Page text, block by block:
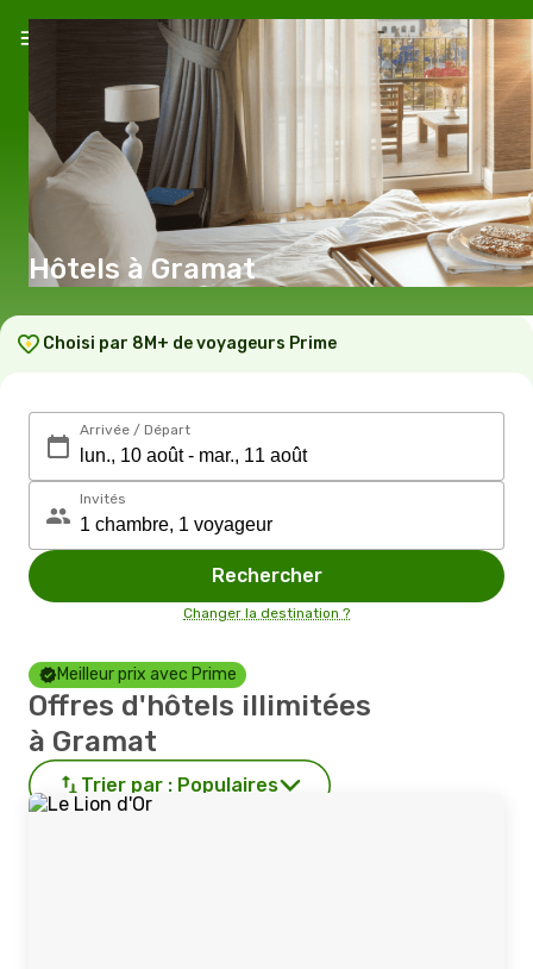
Hôtels à Gramat
Choisi par 8M+ de voyageurs Prime
Arrivée / Départ
Invités
Rechercher
Changer la destination ?
Meilleur prix avec Prime
Offres d'hôtels illimitées
à Gramat
Trier par : Populaires